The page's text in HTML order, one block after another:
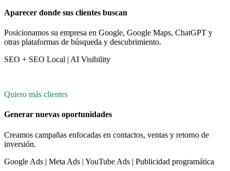
Aparecer donde sus clientes buscan
Posicionamos su empresa en Google, Google Maps, ChatGPT y
otras plataformas de búsqueda y descubrimiento.
SEO + SEO Local | AI Visibility
Quiero más clientes
Generar nuevas oportunidades
Creamos campañas enfocadas en contactos, ventas y retorno de
inversión.
Google Ads | Meta Ads | YouTube Ads | Publicidad programática